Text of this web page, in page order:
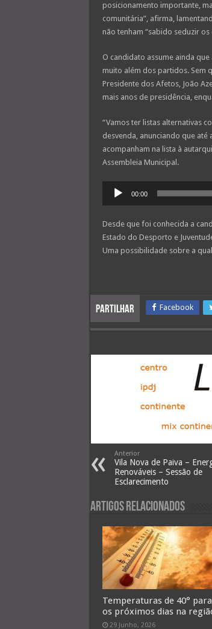
posicionamento importante,
comunitária”, afirma,
não tenham “sabido seduzir
O candidato assume ainda
muito além dos partidos. Sem
Presidente dos Afetos, João
mais anos de presidência,
“Vamos ter listas alternativas
desvenda, anunciando que
acompanham na lista à
Assembleia Municipal.
Reprodutor
00:00
Desde que foi conhecida a
Estado do Desporto e
Uma possibilidade sobre a
Partilhar Facebook
Anterior
Vila Nova de Paiva –
Renováveis – Sessão de
Esclarecimento
Artigos Relacionados
Temperaturas de 40° para
os próximos dias na
29 Junho, 2026